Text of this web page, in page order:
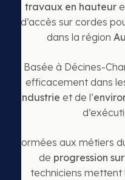
travaux en hauteur
d’accès sur cordes
dans la région
Basée à Décines-
efficacement dans
industrie et de l’
Formées aux métiers
de progression
techniciens mettent